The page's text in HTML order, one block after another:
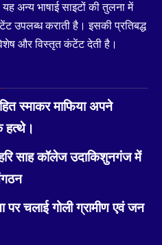
अन्य भाषाई साइटों की तुलना में
उपलब्ध कराती है। इसकी प्रतिबद्ध
और विस्तृत कंटेंट देती है।
स्माकर माफिया अपने
हत्थे।
साह कॉलेज उदाकिशुनगंज में
पर चलाई गोली ग्रामीण एवं जन